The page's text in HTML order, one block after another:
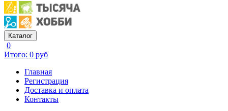
Каталог
0
Итого: 0 руб
Главная
Регистрация
Доставка и оплата
Контакты